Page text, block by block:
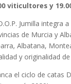
viticultores y
Jumilla integra
de Murcia y
Albatana,
y originalidad
el ciclo de catas